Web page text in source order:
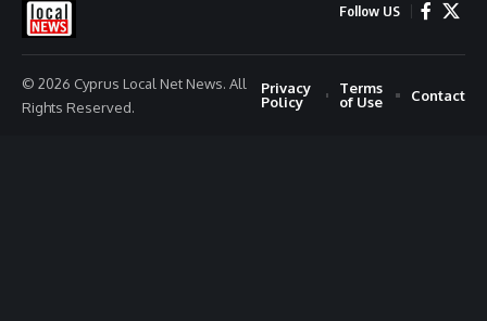
Follow US
© 2026 Cyprus Local Net News. All
Rights Reserved.
Privacy
Policy
Terms
of Use
Contact